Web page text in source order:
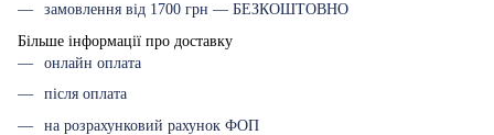
замовлення від 1700 грн — БЕЗКОШТОВНО
Більше інформації про доставку
онлайн оплата
після оплата
на розрахунковий рахунок ФОП